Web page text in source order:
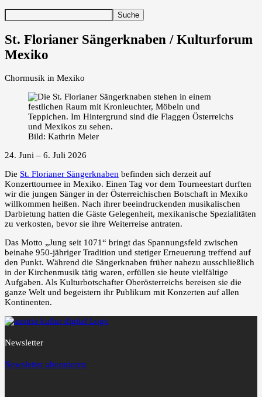
St. Florianer Sängerknaben / Kulturforum
Mexiko
Chormusik in Mexiko
Bild: Kathrin Meier
24. Juni – 6. Juli 2026
Die St. Florianer Sängerknaben befinden sich derzeit auf
Konzerttournee in Mexiko. Einen Tag vor dem Tourneestart durften
wir die jungen Sänger in der Österreichischen Botschaft in Mexiko
willkommen heißen. Nach ihrer beeindruckenden musikalischen
Darbietung hatten die Gäste Gelegenheit, mexikanische Spezialitäten
zu verkosten, bevor sie ihre Weiterreise antraten.
Das Motto „Jung seit 1071“ bringt das Spannungsfeld zwischen
beinahe 950-jähriger Tradition und stetiger Erneuerung treffend auf
den Punkt. Während die Sängerknaben früher nahezu ausschließlich
in der Kirchenmusik tätig waren, erfüllen sie heute vielfältige
Aufgaben. Als Kulturbotschafter Oberösterreichs bereisen sie die
ganze Welt und begeistern ihr Publikum mit Konzerten auf allen
Kontinenten.
Newsletter
Newsletter abonnieren